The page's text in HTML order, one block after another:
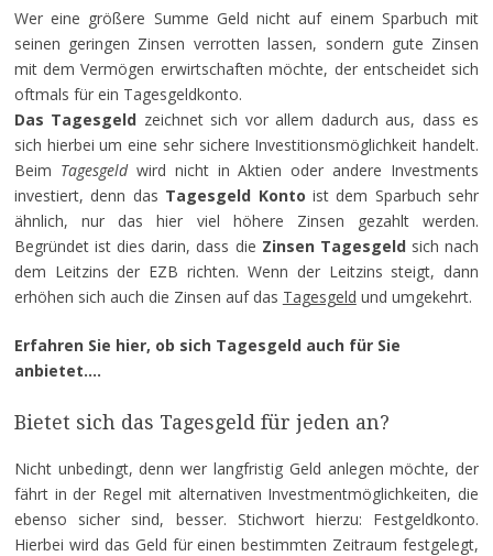
Wer eine größere Summe Geld nicht auf einem Sparbuch mit
seinen geringen Zinsen verrotten lassen, sondern gute Zinsen
mit dem Vermögen erwirtschaften möchte, der entscheidet sich
oftmals für ein Tagesgeldkonto.
Das Tagesgeld zeichnet sich vor allem dadurch aus, dass es
sich hierbei um eine sehr sichere Investitionsmöglichkeit handelt.
Beim Tagesgeldwird nicht in Aktien oder andere Investments
investiert, denn das Tagesgeld Konto ist dem Sparbuch sehr
ähnlich, nur das hier viel höhere Zinsen gezahlt werden.
Begründet ist dies darin, dass die Zinsen Tagesgeldsich nach
dem Leitzins der EZB richten. Wenn der Leitzins steigt, dann
erhöhen sich auch die Zinsen auf das Tagesgeld und umgekehrt.
Erfahren Sie hier, ob sich Tagesgeld auch für Sie
anbietet….
Bietet sich das Tagesgeld für jeden an?
Nicht unbedingt, denn wer langfristig Geld anlegen möchte, der
fährt in der Regel mit alternativen Investmentmöglichkeiten, die
ebenso sicher sind, besser. Stichwort hierzu: Festgeldkonto.
Hierbei wird das Geld für einen bestimmten Zeitraum festgelegt,